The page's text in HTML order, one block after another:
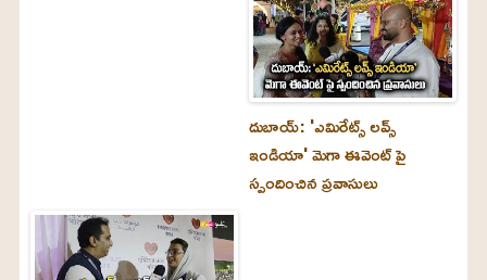
దుబాయ్‌: 'ఎమిరేట్స్ లవ్స్
ఇండియా' మెగా ఈవెంట్ పై
స్పందించిన ప్రవాసులు